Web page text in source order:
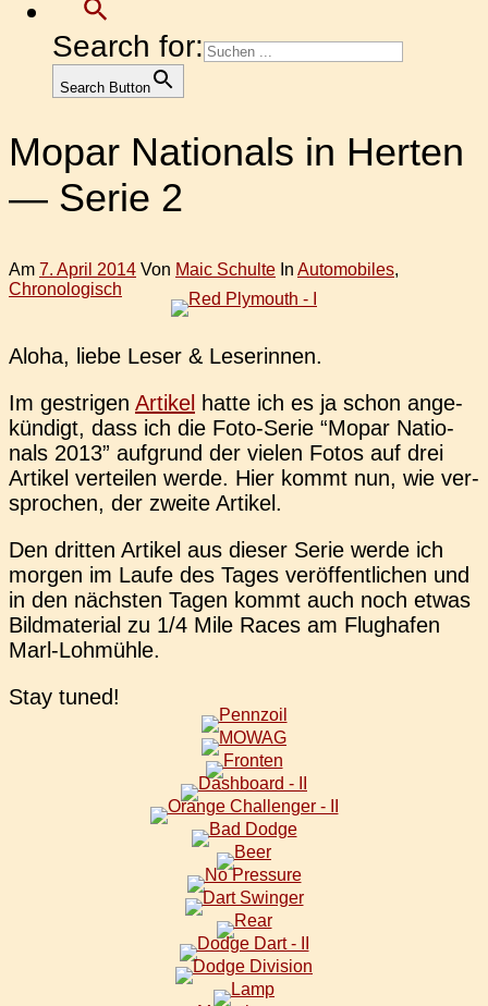
Search for:
Search Button
Mopar Nationals in Herten
— Serie 2
Am 7. April 2014 Von Maic Schulte In Automobiles,
Chronologisch
Aloha, liebe Leser & Leserinnen.
Im gest­ri­gen Arti­kel hatte ich es ja schon ange­
kün­digt, dass ich die Foto-Serie “Mopar Natio­
nals 2013” auf­grund der vielen Fotos auf drei
Arti­kel ver­tei­len werde. Hier kommt nun, wie ver­
spro­chen, der zweite Artikel.
Den drit­ten Arti­kel aus dieser Serie werde ich
morgen im Laufe des Tages ver­öf­fent­li­chen und
in den nächs­ten Tagen kommt auch noch etwas
Bild­ma­te­ri­al zu 1/4 Mile Races am Flug­ha­fen
Marl-Lohmühle.
Stay tuned!